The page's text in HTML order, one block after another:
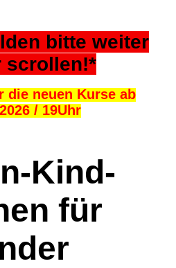
bitte weiter
scrollen!*
die neuen Kurse ab
/ 19Uhr
Kind-
für